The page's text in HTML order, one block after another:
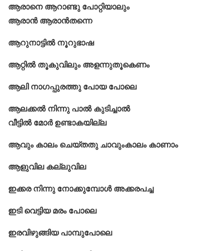
ആരാനെ ആറാണ്ടു പോറ്റിയാലും
ആരാൻ ആരാൻതന്നെ
ആറുനാട്ടിൽ നൂറുഭാഷ
ആറ്റിൽ തൂകുവിലും അളന്നുതൂകെണം
ആലി നാഗപ്പുരത്തു പോയ പോലെ
ആലക്കൽ നിന്നു പാൽ കുടിച്ചാൽ
വീട്ടിൽ മോര്‍ ഉണ്ടാകയില്ല
ആവും കാലം ചെയ്തതു ചാവുംകാലം കാണാം
ആളുവില കല്ലുവില
ഇക്കര നിന്നു നോക്കുമ്പോള്‍ അക്കരപച്ച
ഇടി വെട്ടിയ മരം പോലെ
ഇരവിഴുങ്ങിയ പാമ്പുപോലെ